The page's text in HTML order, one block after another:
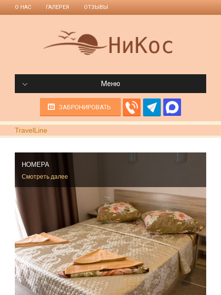
О НАС ГАЛЕРЕЯ ОТЗЫВЫ
Меню
ЗАБРОНИРОВАТЬ
TravelLine
НОМЕРА
Смотреть далее